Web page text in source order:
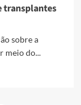
transplantes
sobre a
meio do...